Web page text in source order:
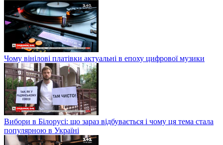
Чому вінілові платівки актуальні в епоху цифрової музики
Вибори в Білорусі: що зараз відбувається і чому ця тема стала
популярною в Україні